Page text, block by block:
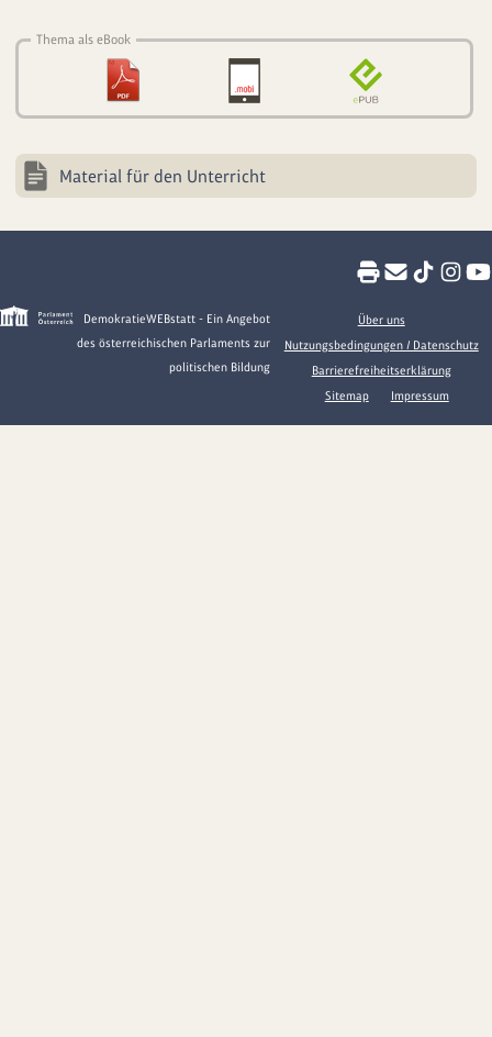
Thema als eBook
Material für den Unterricht
DemokratieWEBstatt - Ein Angebot
des österreichischen Parlaments zur
politischen Bildung
Über uns
Nutzungsbedingungen / Datenschutz
Barrierefreiheitserklärung
Sitemap
Impressum